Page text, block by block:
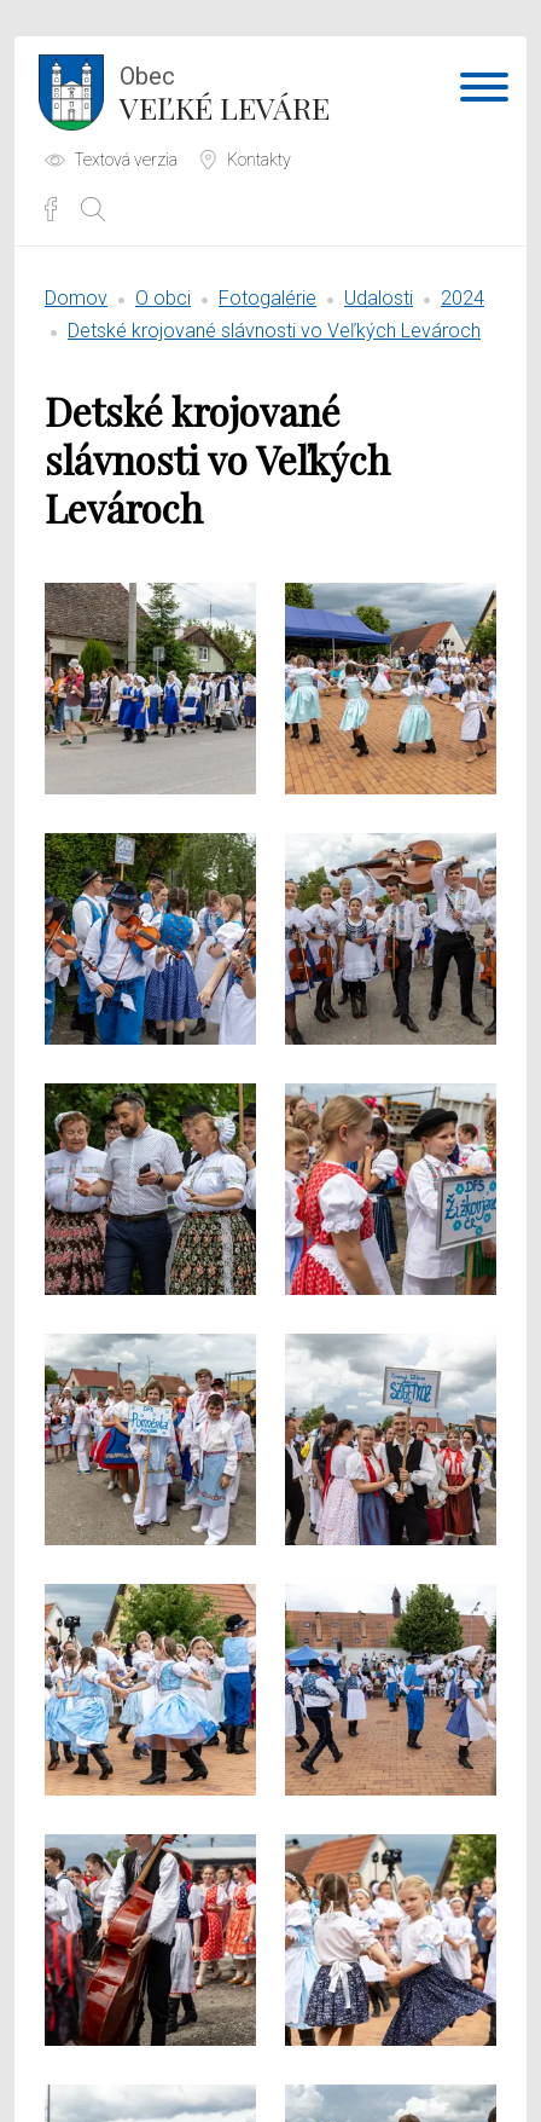
Obec
VEĽKÉ LEVÁRE
Textová verzia Kontakty
Samospráva
O obci
Domov O obci Fotogalérie Udalosti
2024
Detské krojované slávnosti vo Veľkých Levároch
Detské krojované
slávnosti vo Veľkých
Levároch